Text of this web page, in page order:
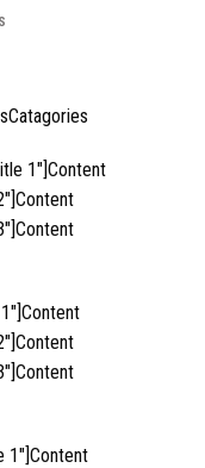
1″]Content
1″]Content